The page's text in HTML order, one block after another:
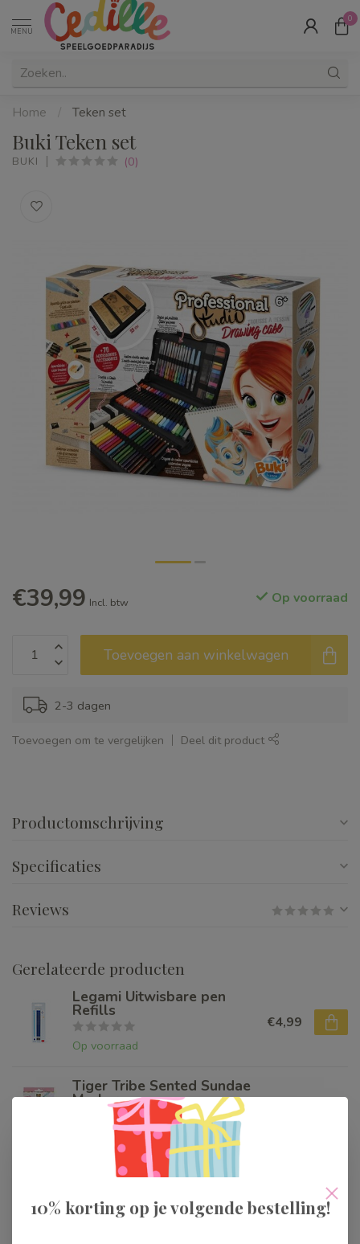
MENU
0
Home / Teken set
Buki Teken set
BUKI (0)
€39,99 Incl. btw Op voorraad
Toevoegen aan winkelwagen
2-3 dagen
Toevoegen om te vergelijken Deel dit product
Productomschrijving
Specificaties
Reviews
Gerelateerde producten
Legami Uitwisbare pen
Refills
Op voorraad
€4,99
Tiger Tribe Sented Sundae
Markers
Op voorraad
Creative Company
Pastel €24,99
10% korting op je volgende bestelling!